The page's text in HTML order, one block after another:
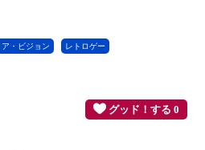
ア・ビジョン レトロゲー
グッド！する 0